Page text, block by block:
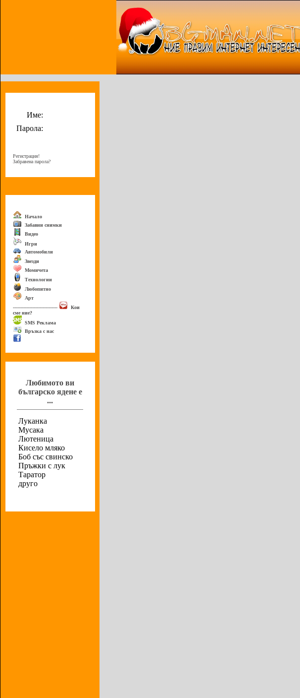
Име:
Парола:
Регистрация!
Забравена парола?
Начало
Забавни снимки
Видео
Игри
Автомобили
Звезди
Момичета
Технологии
Любопитно
Арт
------------------------------
Кои
сме ние?
SMS Реклама
Връзка с нас
Любимото ви
българско ядене е
...
Луканка
Мусака
Лютеница
Кисело мляко
Боб със свинско
Пръжки с лук
Таратор
друго